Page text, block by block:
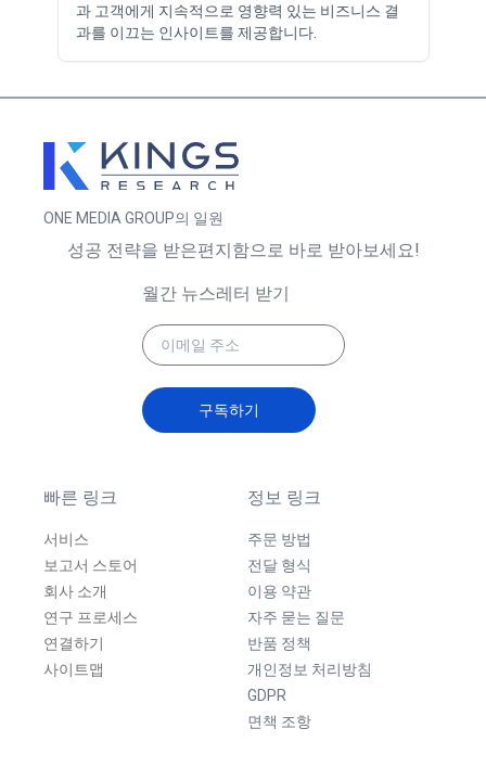
과 고객에게 지속적으로 영향력 있는 비즈니스 결
과를 이끄는 인사이트를 제공합니다.
ONE MEDIA GROUP의 일원
빠른 링크
서비스
보고서 스토어
회사 소개
연구 프로세스
연결하기
사이트맵
정보 링크
주문 방법
전달 형식
이용 약관
자주 묻는 질문
반품 정책
개인정보 처리방침
GDPR
면책 조항
성공 전략을 받은편지함으로 바로 받아보세요!
월간 뉴스레터 받기
구독하기